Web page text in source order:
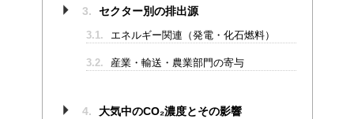
3. セクター別の排出源
3.1. エネルギー関連（発電・化石燃料）
3.2. 産業・輸送・農業部門の寄与
4. 大気中のCO₂濃度とその影響